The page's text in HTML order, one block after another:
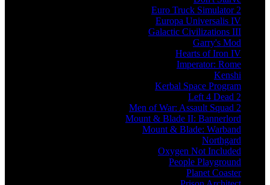
Euro Truck Simulator 2
Europa Universalis IV
Galactic Civilizations III
Garry's Mod
Hearts of Iron IV
Imperator: Rome
Kenshi
Kerbal Space Program
Left 4 Dead 2
Men of War: Assault Squad 2
Mount & Blade II: Bannerlord
Mount & Blade: Warband
Northgard
Oxygen Not Included
People Playground
Planet Coaster